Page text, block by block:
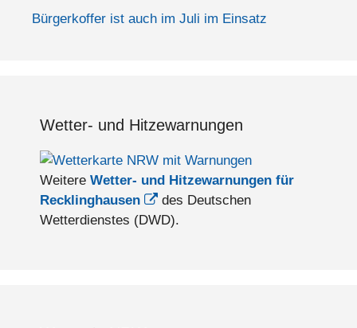
Bürgerkoffer ist auch im Juli im Einsatz
Wetter- und Hitzewarnungen
Weitere Wetter- und Hitzewarnungen für
Recklinghausen
des Deutschen
Wetterdienstes (DWD).